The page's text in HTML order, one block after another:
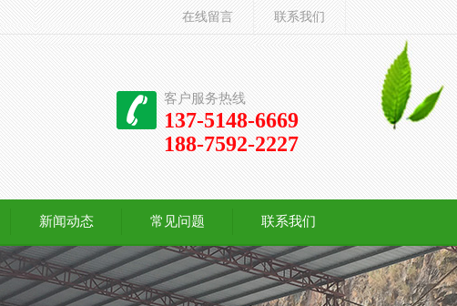
在线留言 联系我们
客户服务热线
137-5148-6669
188-7592-2227
新闻动态 常见问题 联系我们